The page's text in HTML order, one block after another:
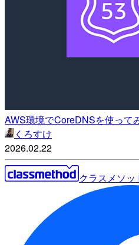
AWS環境でCoreDNSを使って
くろすけ
2026.02.22
クラスメソッ